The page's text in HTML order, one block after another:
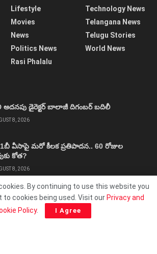
Lifestyle
Movies
News
Politics News
Rasi Phalalu
Technology News
Telangana News
Telugu Stories
World News
అదనపు డైరెక్టర్‌ బాలాజీ దిగంబర్‌ బదిలీ
8, 2026
వీసాపై మరో కీలక ప్రతిపాదన.. 60 రోజుల
కోత?
8, 2026
By continuing to use this website you
to cookies being used. Visit our Privacy and
Policy. I Agree